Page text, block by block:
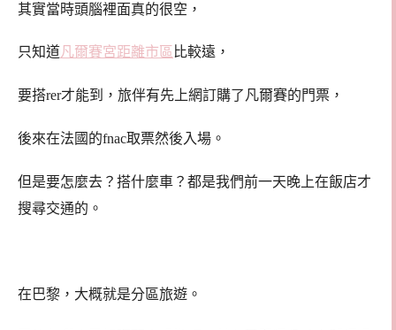
其實當時頭腦裡面真的很空，
只知道凡爾賽宮距離市區 比較遠，
要搭rer才能到，旅伴有先上網訂購了凡爾賽的門票，
後來在法國的fnac取票然後入場。
但是要怎麼去？搭什麼車？都是我們前一天晚上在飯店才
搜尋交通的。
在巴黎，大概就是分區旅遊。